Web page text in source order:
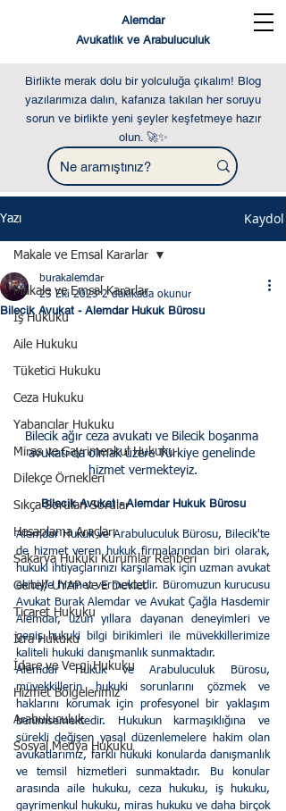
Alemdar
Avukatlık ve Arabuluculuk
Birlikte merak dolu bir yolculuğa çıkalım! Blog
yazılarımıza dalın, kafanıza takılan her soruyu
sorun ve birlikte yeni şeyler keşfetmeye hazır
olun. 🚀✨
Yazı Kaydol
Makale ve Emsal Kararlar
İş Hukuku
Aile Hukuku
Tüketici Hukuku
Ceza Hukuku
Yabancılar Hukuku
Miras ve Gayrimenkul Hukuku
Dilekçe Örnekleri
Sıkça Sorulan Sorular
Hesaplama Araçları
Sakarya Hukuki Kurumlar Rehberi
Genel/ UYAP ve E Devlet
Ticaret Hukuku
İcra Hukuku
İdare ve Vergi Hukuku
Hizmet Bölgelerimiz
Arabuluculuk
Sosyal Medya Hukuku
Makale ve Emsal Kararlar
Bilecik Avukat - Alemdar Hukuk Bürosu
burakalemdar
23 Eki 2023 2 dakikada okunur
Bilecik ağır ceza avukatı ve Bilecik boşanma
avukatı da olmak üzere Türkiye genelinde
hizmet vermekteyiz.
Bilecik Avukat - Alemdar Hukuk Bürosu
Alemdar Hukuk ve Arabuluculuk Bürosu, Bilecik'te
de hizmet veren hukuk firmalarından biri olarak,
hukuki ihtiyaçlarınızı karşılamak için uzman avukat
ekibiyle hizmet vermektedir. Büromuzun kurucusu
Avukat Burak Alemdar ve Avukat Çağla Hasdemir
Alemdar, uzun yıllara dayanan deneyimleri ve
geniş hukuki bilgi birikimleri ile müvekkillerimize
kaliteli hukuki danışmanlık sunmaktadır.
Alemdar Hukuk ve Arabuluculuk Bürosu,
müvekkillerin hukuki sorunlarını çözmek ve
haklarını korumak için profesyonel bir yaklaşım
benimsemektedir. Hukukun karmaşıklığına ve
sürekli değişen yasal düzenlemelere hakim olan
avukatlarımız, farklı hukuki konularda danışmanlık
ve temsil hizmetleri sunmaktadır. Bu konular
arasında aile hukuku, ceza hukuku, iş hukuku,
gayrimenkul hukuku, miras hukuku ve daha birçok